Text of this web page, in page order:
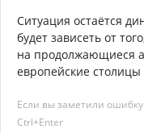
Ситуация остаётся
будет зависеть от
на продолжающиеся
европейские
Если вы заметили
Ctrl+Enter